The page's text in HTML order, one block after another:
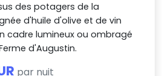
des potagers de la
d'huile d'olive et de vin
cadre lumineux ou ombragé
d'Augustin.
par nuit